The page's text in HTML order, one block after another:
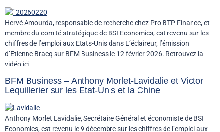
Hervé Amourda, responsable de recherche chez Pro BTP Finance, et
membre du comité stratégique de BSI Economics, est revenu sur les
chiffres de l’emploi aux Etats-Unis dans L’éclaireur, l’émission
d’Etienne Bracq sur BFM Business le 12 février 2026. Retrouvez la
vidéo ici
BFM Business – Anthony Morlet-Lavidalie et Victor
Lequillerier sur les Etat-Unis et la Chine
Anthony Morlet Lavidalie, Secrétaire Général et économiste de BSI
Economics, est revenu le 9 décembre sur les chiffres de l’emploi aux